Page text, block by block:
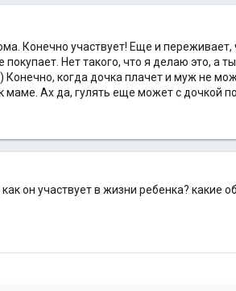
Конечно участвует! Еще и
Нет такого, что я делаю это, а
когда дочка плачет и муж не
Ах да, гулять еще может с дочкой
он участвует в жизни ребенка? какие